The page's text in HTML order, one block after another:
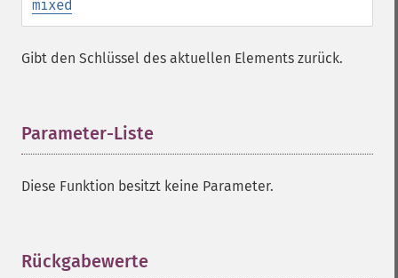
mixed
Gibt den Schlüssel des aktuellen Elements zurück.
Parameter-Liste
Diese Funktion besitzt keine Parameter.
Rückgabewerte